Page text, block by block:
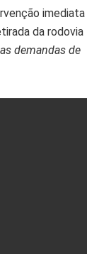
imediata
da rodovia
demandas de